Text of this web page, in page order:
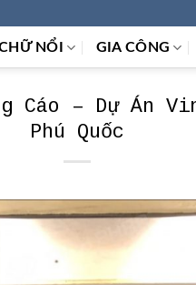
NỔI GIA CÔNG
Cáo – Dự Án
Phú Quốc